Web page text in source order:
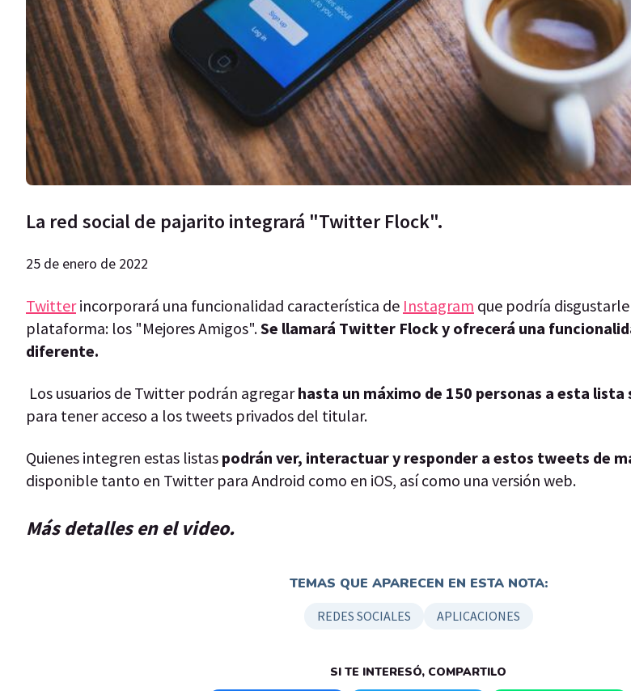
La red social de pajarito integrará "Twitter Flock".
25 de enero de 2022
Twitterincorporará una funcionalidad característica de Instagram que podría
plataforma: los "Mejores Amigos".Se llamará Twitter Flock y ofrecerá una
diferente.
Los usuarios de Twitter podrán agregarhasta un máximo de 150 personas a esta
para tener acceso a los tweets privados del titular.
Quienes integren estas listas podrán ver, interactuar y responder a estos tweets de
disponible tanto en Twitter para Android como en iOS, así como una versión web.
Más detalles en el video.
TEMAS QUE APARECEN EN ESTA NOTA:
REDES SOCIALES APLICACIONES
SI TE INTERESÓ, COMPARTILO